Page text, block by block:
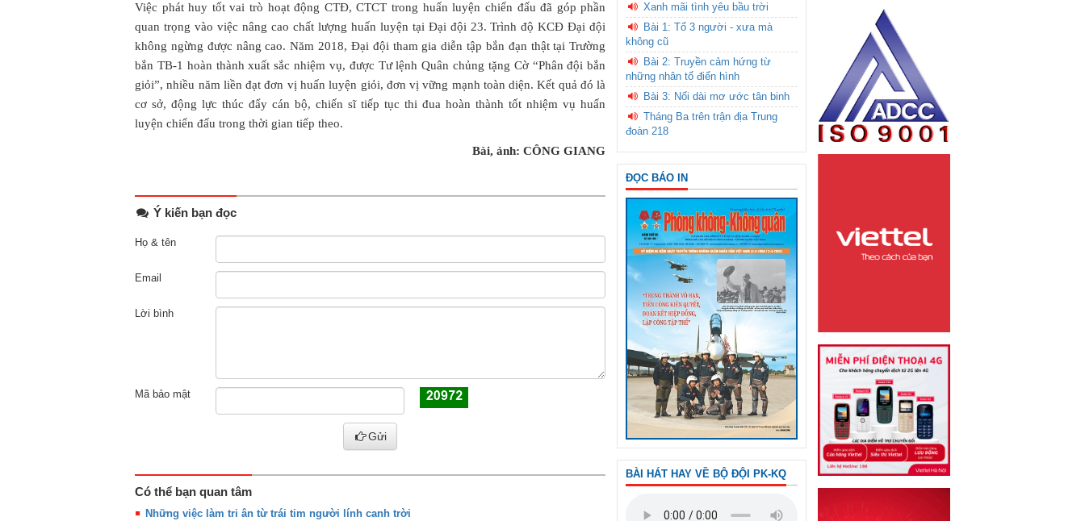
Việc phát huy tốt vai trò hoạt động CTĐ, CTCT trong huấn luyện chiến đấu đã góp phần
quan trọng vào việc nâng cao chất lượng huấn luyện tại Đại đội 23. Trình độ KCĐ Đại đội
không ngừng được nâng cao. Năm 2018, Đại đội tham gia diễn tập bắn đạn thật tại Trường
bắn TB-1 hoàn thành xuất sắc nhiệm vụ, được Tư lệnh Quân chủng tặng Cờ “Phân đội bắn
giỏi”, nhiều năm liền đạt đơn vị huấn luyện giỏi, đơn vị vững mạnh toàn diện. Kết quả đó là
cơ sở, động lực thúc đẩy cán bộ, chiến sĩ tiếp tục thi đua hoàn thành tốt nhiệm vụ huấn
luyện chiến đấu trong thời gian tiếp theo.
Bài, ảnh: CÔNG GIANG
Ý kiến bạn đọc
Họ & tên
Email
Lời bình
Mã bảo mật
Gửi
Có thể bạn quan tâm
Những việc làm tri ân từ trái tim người lính canh trời
Xanh mãi tình yêu bầu trời
Bài 1: Tổ 3 người - xưa mà
không cũ
Bài 2: Truyền cảm hứng từ
những nhân tố điển hình
Bài 3: Nối dài mơ ước tân binh
Tháng Ba trên trận địa Trung
đoàn 218
ĐỌC BÁO IN
BÀI HÁT HAY VỀ BỘ ĐỘI PK-KQ